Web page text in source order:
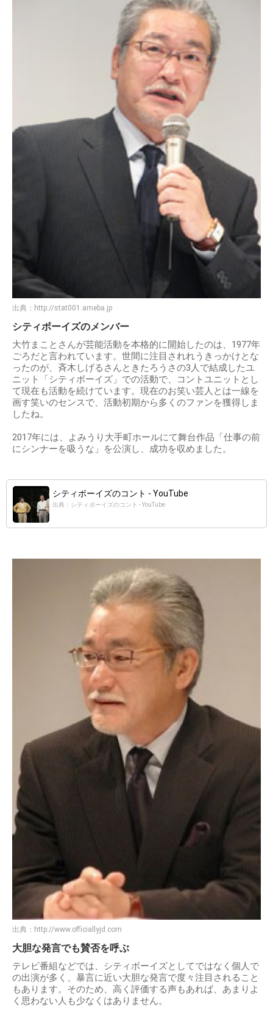
出典： http://stat001.ameba.jp
シティボーイズのメンバー
大竹まことさんが芸能活動を本格的に開始したのは、1977年
ごろだと言われています。世間に注目されれうきっかけとな
ったのが、斉木しげるさんときたろうさの3人で結成したユ
ニット「シティボーイズ」での活動で、コントユニットとし
て現在も活動を続けています。現在のお笑い芸人とは一線を
画す笑いのセンスで、活動初期から多くのファンを獲得しま
したね。
2017年には、よみうり大手町ホールにて舞台作品「仕事の前
にシンナーを吸うな」を公演し、成功を収めました。
シティボーイズのコント - YouTube
出典：シティボーイズのコント - YouTube
出典： http://www.officiallyjd.com
大胆な発言でも賛否を呼ぶ
テレビ番組などでは、シティボーイズとしてではなく個人で
の出演が多く、暴言に近い大胆な発言で度々注目されること
もあります。そのため、高く評価する声もあれば、あまりよ
く思わない人も少なくはありません。